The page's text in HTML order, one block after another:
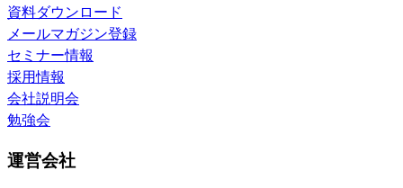
資料ダウンロード
メールマガジン登録
セミナー情報
採用情報
会社説明会
勉強会
運営会社